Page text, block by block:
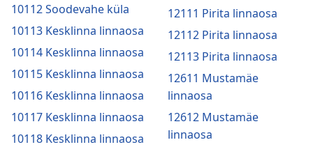
10112 Soodevahe küla
10113 Kesklinna linnaosa
10114 Kesklinna linnaosa
10115 Kesklinna linnaosa
10116 Kesklinna linnaosa
10117 Kesklinna linnaosa
10118 Kesklinna linnaosa
12111 Pirita linnaosa
12112 Pirita linnaosa
12113 Pirita linnaosa
12611 Mustamäe
linnaosa
12612 Mustamäe
linnaosa